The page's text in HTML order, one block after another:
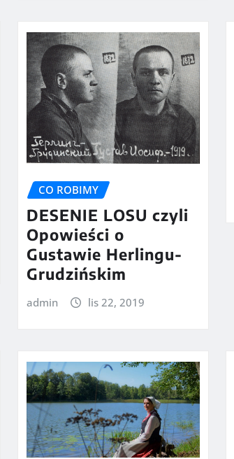
CO ROBIMY
DESENIE LOSU czyli
Opowieści o
Gustawie Herlingu-
Grudzińskim
admin lis 22, 2019